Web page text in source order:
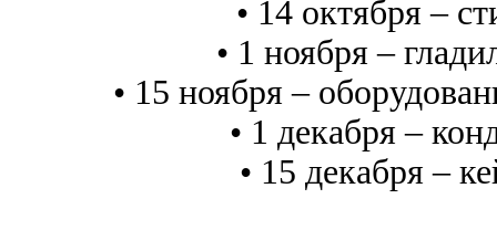
• 14 октября –
• 1 ноября –
• 15 ноября –
• 1 декабря –
• 15 декабря –